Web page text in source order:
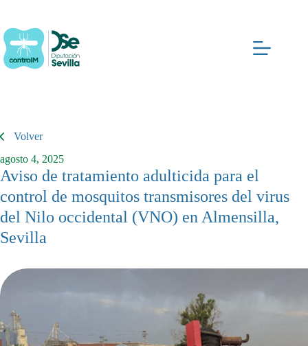
contenido
Volver
agosto 4, 2025
Aviso de tratamiento adulticida para el
control de mosquitos transmisores del virus
del Nilo occidental (VNO) en Almensilla,
Sevilla